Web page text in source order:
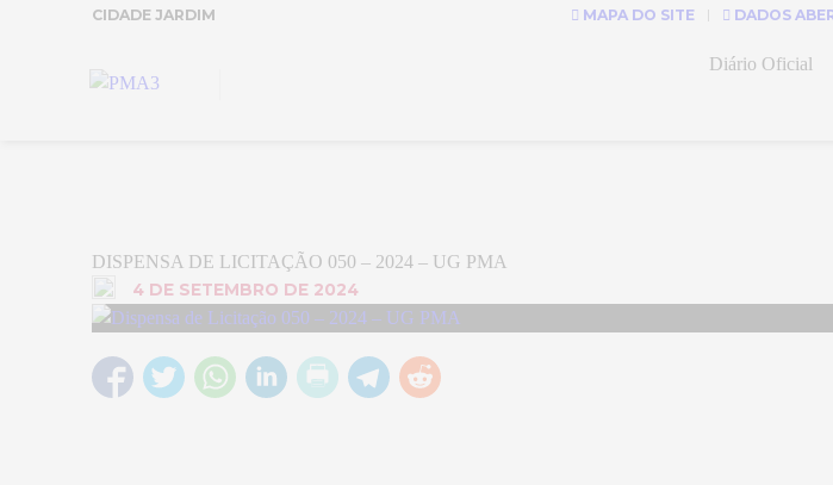
CIDADE JARDIM MAPA DO SITE DADOS
Diário Oficial
DISPENSA DE LICITAÇÃO 050 – 2024 – UG PMA
4 DE SETEMBRO DE 2024